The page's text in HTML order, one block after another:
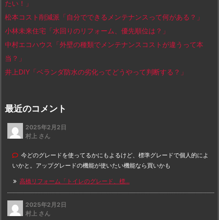
たい！」
松本コスト削減派「自分でできるメンテナンスって何がある？」
小林未来住宅「水回りのリフォーム、優先順位は？」
中村エコハウス「外壁の種類でメンテナンスコストが違うって本
当？」
井上DIY「ベランダ防水の劣化ってどうやって判断する？」
最近のコメント
2025年2月2日
村上 さん
今どのグレードを使ってるかにもよるけど、標準グレードで個人的によ
いかと。アップグレードの機能が使いたい機能なら買いかも
高橋リフォーム「トイレのグレード、標...
2025年2月2日
村上 さん